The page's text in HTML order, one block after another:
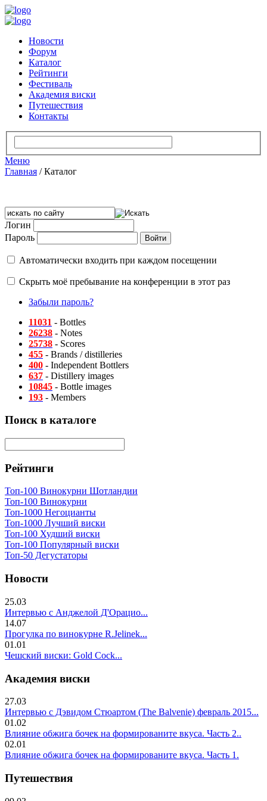
Новости
Форум
Каталог
Рейтинги
Фестиваль
Академия виски
Путешествия
Контакты
Меню
Главная /Каталог
Логин
Пароль
Автоматически входить при каждом посещении
Скрыть моё пребывание на конференции в этот раз
Забыли пароль?
11031 - Bottles
26238 - Notes
25738 - Scores
455 - Brands / distilleries
400 - Independent Bottlers
637 - Distillery images
10845 - Bottle images
193 - Members
Поиск в каталоге
Рейтинги
Топ-100 Винокурни Шотландии
Топ-100 Винокурни
Топ-1000 Негоцианты
Топ-1000 Лучший виски
Топ-100 Худший виски
Топ-100 Популярный виски
Топ-50 Дегустаторы
Новости
25.03
Интервью с Анджелой Д'Орацио...
14.07
Прогулка по винокурне R.Jelinek...
01.01
Чешский виски: Gold Cock...
Академия виски
27.03
Интервью с Дэвидом Стюартом (The Balvenie) февраль 2015...
01.02
Влияние обжига бочек на формированите вкуса. Часть 2..
02.01
Влияние обжига бочек на формированите вкуса. Часть 1.
Путешествия